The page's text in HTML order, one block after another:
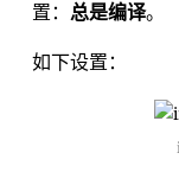
置： 总是编译。
如下设置：